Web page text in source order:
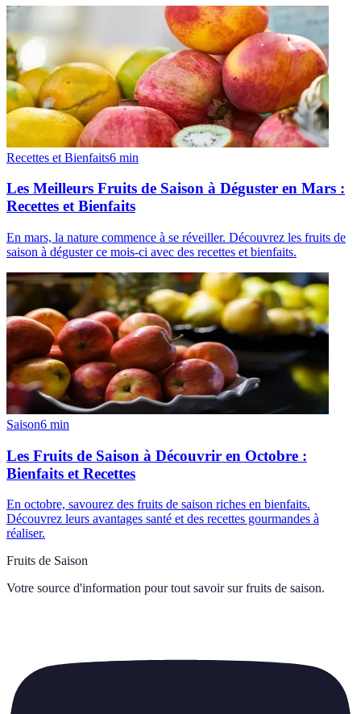
Recettes et Bienfaits6 min
Les Meilleurs Fruits de Saison à Déguster en Mars :
Recettes et Bienfaits
En mars, la nature commence à se réveiller. Découvrez les fruits de
saison à déguster ce mois-ci avec des recettes et bienfaits.
Saison6 min
Les Fruits de Saison à Découvrir en Octobre :
Bienfaits et Recettes
En octobre, savourez des fruits de saison riches en bienfaits.
Découvrez leurs avantages santé et des recettes gourmandes à
réaliser.
Fruits de Saison
Votre source d'information pour tout savoir sur fruits de saison.